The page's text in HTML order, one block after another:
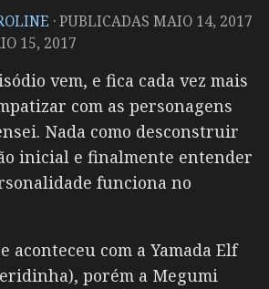
· PUBLICADAS MAIO 14, 2017
15, 2017
vem, e fica cada vez mais
com as personagens
Nada como desconstruir
inicial e finalmente entender
funciona no
aconteceu com a Yamada Elf
porém a Megumi